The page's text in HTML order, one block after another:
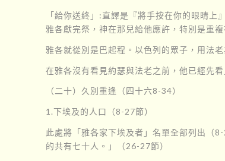
「給你送終」:直譯是『將手按在你的眼睛上
雅各獻完祭，神在那兒給他應許，特別是重
雅各就從別是巴起程。以色列的眾子，用法
在雅各沒有看見約瑟與法老之前，他已經先
（二十）久別重逢（四十六8-34）
1.下埃及的人口（8-27節）
此處將「雅各家下埃及者」名單全部列出（
的共有七十人。」（26-27節）